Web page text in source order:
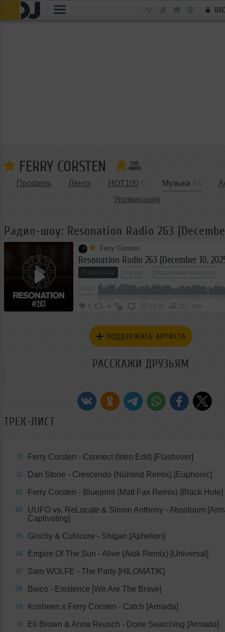
FERRY CORSTEN
Профиль Лента HOT100 Музыка
Упоминания
Радио-шоу: Resonation Radio 263
Ferry Corsten
Resonation Radio 263 [December 10,
Радио-шоу Trance Progressive Electronic
5 58:36 </>
ПОДДЕРЖАТЬ АРТИСТА
РАССКАЖИ ДРУЗЬЯМ
ТРЕК-ЛИСТ
01 Ferry Corsten - Connect (Intro Edit) [Flashover]
02 Dan Stone - Crescendo (Nümind Remix) [Euphonic]
03 Ferry Corsten - Blueprint (Matt Fax Remix) [Black Hole]
04
UUFO vs. ReLocate & Simon Anthony - Absoluum
Captivating]
05 Ginchy & Cubicore - Shigan [Aphelion]
06 Empire Of The Sun - Alive (Alok Remix) [Universal]
07 Sam WOLFE - The Party [HILOMATIK]
08 Beico - Existence [We Are The Brave]
09 Kosheen x Ferry Corsten - Catch [Armada]
10 Eli Brown & Anna Reusch - Done Searching [Armada]